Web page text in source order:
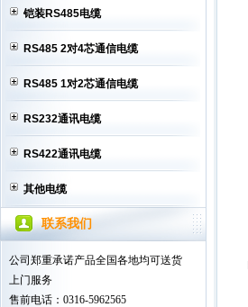
铠装RS485电缆
RS485 2对4芯通信电缆
RS485 1对2芯通信电缆
RS232通讯电缆
RS422通讯电缆
其他电缆
联系我们
公司郑重承诺产品全国各地均可送货
上门服务
售前电话：0316-5962565